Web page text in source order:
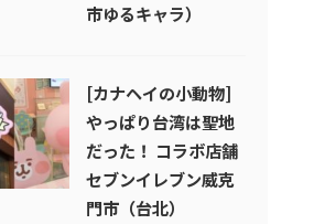
市ゆるキャラ）
[カナヘイの小動物]
やっぱり台湾は聖地
だった！ コラボ店舗
セブンイレブン威克
門市（台北）